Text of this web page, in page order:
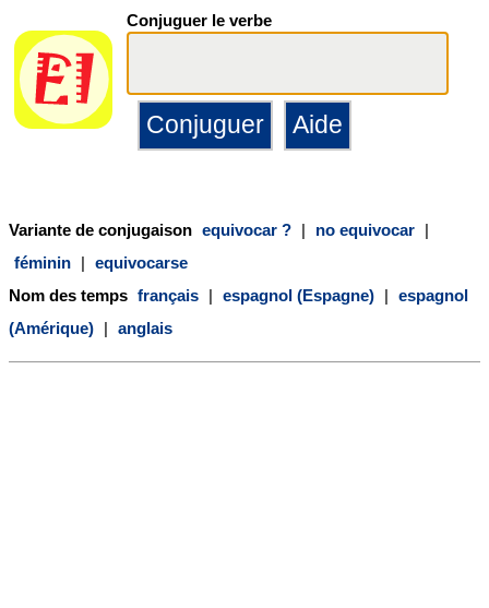
Conjuguer le verbe
Variante de conjugaison equivocar ? | no equivocar |
féminin | equivocarse
Nom des temps français | espagnol (Espagne) | espagnol
(Amérique) | anglais